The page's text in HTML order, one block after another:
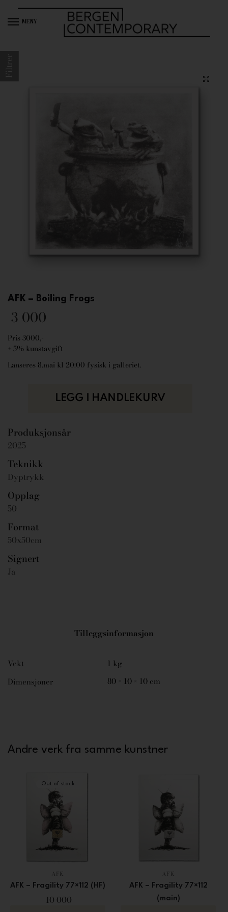
MENY
AFK – Boiling Frogs
3 000
Pris 3000,-
+ 5% kunstavgift
Lanseres 8.mai kl 20:00 fysisk i galleriet.
LEGG I HANDLEKURV
Produksjonsår
2025
Teknikk
Dyptrykk
Opplag
50
Format
50x50cm
Signert
Ja
Tilleggsinformasjon
Vekt
1 kg
Dimensjoner
80 × 10 × 10 cm
Andre verk fra samme kunstner
Out of stock
AFK
AFK – Fragility 77×112 (HF)
10 000
AFK
AFK – Fragility 77×112
(main)
Filtrer